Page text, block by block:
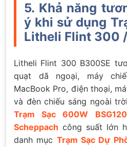
5. Khả năng
ý khi sử dụng
Litheli Flint 300
Litheli Flint 300 B300SE
quạt dã ngoại, máy
MacBook Pro, điện thoại,
và đèn chiếu sáng ngoài
Trạm Sạc 600W
Scheppach công suất lớn
danh mục Trạm Sạc Dự